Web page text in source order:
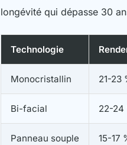
longévité qui dépasse 30
Technologie
Monocristallin 21-23
Bi-facial 22-24
Panneau souple 15-17